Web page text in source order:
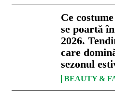
Ce
se poartă
2026.
care
sezonul
BEAUTY &